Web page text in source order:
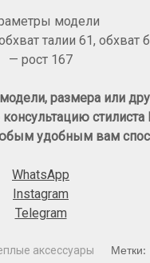
модели
талии 61, обхват
— рост 167
размера или
стилиста
удобным вам
WhatsApp
Instagram
Telegram
аксессуары Метки: